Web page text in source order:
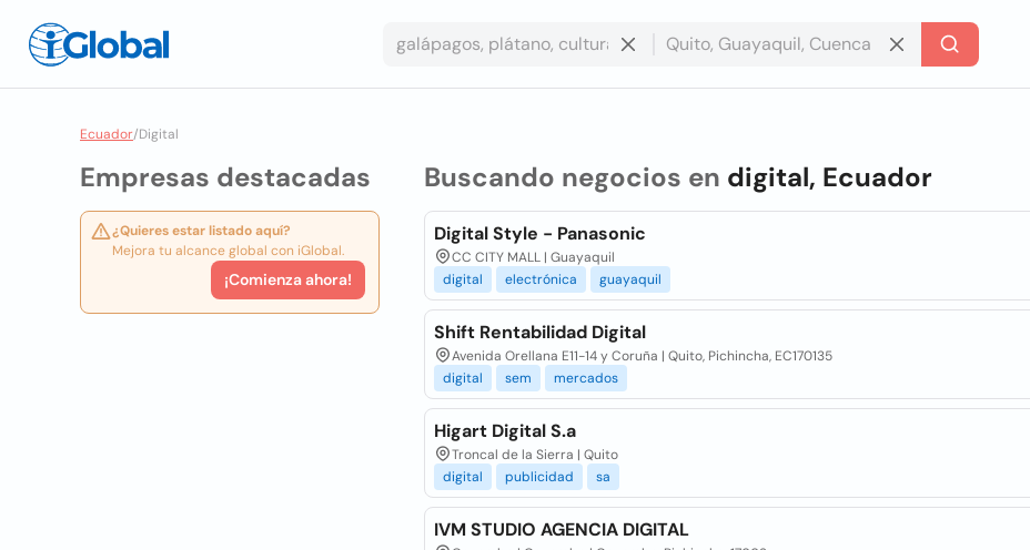
Ecuador/Digital
Empresas destacadas
¿Quieres estar listado aquí?
Mejora tu alcance global con iGlobal.
¡Comienza ahora!
Buscando negocios en digital, Ecuador
Digital Style - Panasonic
CC CITY MALL | Guayaquil
digital
electrónica guayaquil
Shift Rentabilidad Digital
Avenida Orellana E11-14 y Coruña | Quito, Pichincha, EC170135
digital
sem mercados
Higart Digital S.a
Troncal de la Sierra | Quito
digital
publicidad sa
IVM STUDIO AGENCIA DIGITAL